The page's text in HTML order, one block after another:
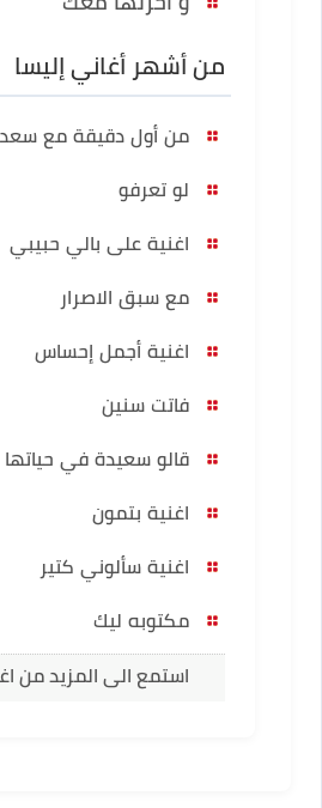
من أشهر أغاني إليسا
من أول دقيقة مع
لو تعرفو
اغنية على بالي حبيبي
مع سبق الاصرار
اغنية أجمل إحساس
فاتت سنين
قالو سعيدة في حياتها
اغنية بتمون
اغنية سألوني كتير
مكتوبه ليك
استمع الى المزيد من